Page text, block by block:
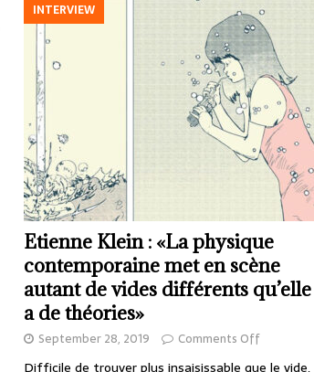
INTERVIEW
Etienne Klein : «La physique
contemporaine met en scène
autant de vides différents qu’elle
a de théories»
September 28, 2019 Comments Off
Difficile de trouver plus insaisissable que le vide,